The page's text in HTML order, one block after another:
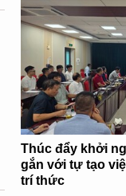
Thúc đẩy khởi
gắn với tự tạo
trí thức